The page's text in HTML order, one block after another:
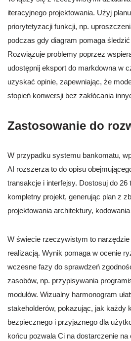
iteracyjnego projektowania. Użyj
priorytetyzacji funkcji, np.
podczas gdy diagram pomaga
Rozwiązuje problemy poprzez
udostępnij eksport do markdowna w
uzyskać opinie, zapewniając, że
stopień konwersji bez zakłócania
Zastosowanie do
W przypadku systemu bankomatu,
AI rozszerza to do opisu
transakcje i interfejsy. Dostosuj do 26
kompletny projekt, generując plan z
projektowania architektury,
W świecie rzeczywistym to narzędzie
realizacją. Wynik pomaga w ocenie
wczesne fazy do sprawdzeń
zasobów, np. przypisywania
modułów. Wizualny harmonogram
stakeholderów, pokazując, jak każdy
bezpiecznego i przyjaznego dla
końcu pozwala Ci na dostarczenie